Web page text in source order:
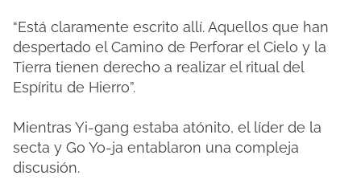
“Está claramente escrito allí. Aquellos que han
despertado el Camino de Perforar el Cielo y la
Tierra tienen derecho a realizar el ritual del
Espíritu de Hierro”.
Mientras Yi-gang estaba atónito, el líder de la
secta y Go Yo-ja entablaron una compleja
discusión.